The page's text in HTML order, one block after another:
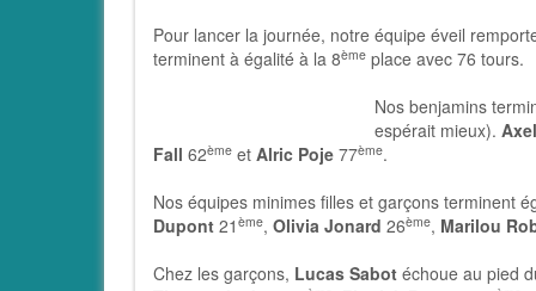
Pour lancer la journée, notre équipe éveil
terminent à égalité à la 8ème place avec 76 tours.
Nos benjamins
espérait mieux).
Fall 62ème et Alric Poje 77ème.
Nos équipes minimes filles et garçons terminent
Dupont 21 ème, Olivia Jonard 26ème, Marilou
Chez les garçons, Lucas Sabot échoue au pied